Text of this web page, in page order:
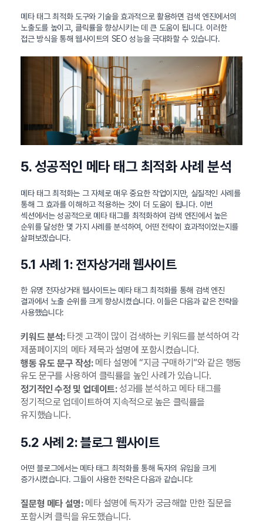
메타 태그 최적화 도구와 기술을 효과적으로 활용하면 검색 엔진에서의
노출도를 높이고, 클릭률을 향상시키는 데 큰 도움이 됩니다. 이러한
접근 방식을 통해 웹사이트의 SEO 성능을 극대화할 수 있습니다.
5. 성공적인 메타 태그 최적화 사례 분석
메타 태그 최적화는 그 자체로 매우 중요한 작업이지만, 실질적인 사례를
통해 그 효과를 이해하고 적용하는 것이 더 도움이 됩니다. 이번
섹션에서는 성공적으로 메타 태그를 최적화하여 검색 엔진에서 높은
순위를 달성한 몇 가지 사례를 분석하여, 어떤 전략이 효과적이었는지를
살펴보겠습니다.
5.1 사례 1: 전자상거래 웹사이트
한 유명 전자상거래 웹사이트는 메타 태그 최적화를 통해 검색 엔진
결과에서 노출 순위를 크게 향상시켰습니다. 이들은 다음과 같은 전략을
사용했습니다:
키워드 분석:타겟 고객이 많이 검색하는 키워드를 분석하여 각
제품페이지의 메타 제목과 설명에 포함시켰습니다.
행동 유도 문구 작성:메타 설명에 “지금 구매하기”와 같은 행동
유도 문구를 사용하여 클릭률을 높인 사례가 있습니다.
정기적인 수정 및 업데이트:성과를 분석하고 메타 태그를
정기적으로 업데이트하여 지속적으로 높은 클릭률을
유지했습니다.
5.2 사례 2: 블로그 웹사이트
어떤 블로그에서는 메타 태그 최적화를 통해 독자의 유입을 크게
증가시켰습니다. 그들이 사용한 전략은 다음과 같습니다:
질문형 메타 설명:메타 설명에 독자가 궁금해할 만한 질문을
포함시켜 클릭을 유도했습니다.